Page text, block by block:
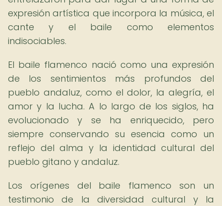
expresión artística que incorpora la música, el
cante y el baile como elementos
indisociables.
El baile flamenco nació como una expresión
de los sentimientos más profundos del
pueblo andaluz, como el dolor, la alegría, el
amor y la lucha. A lo largo de los siglos, ha
evolucionado y se ha enriquecido, pero
siempre conservando su esencia como un
reflejo del alma y la identidad cultural del
pueblo gitano y andaluz.
Los orígenes del baile flamenco son un
testimonio de la diversidad cultural y la